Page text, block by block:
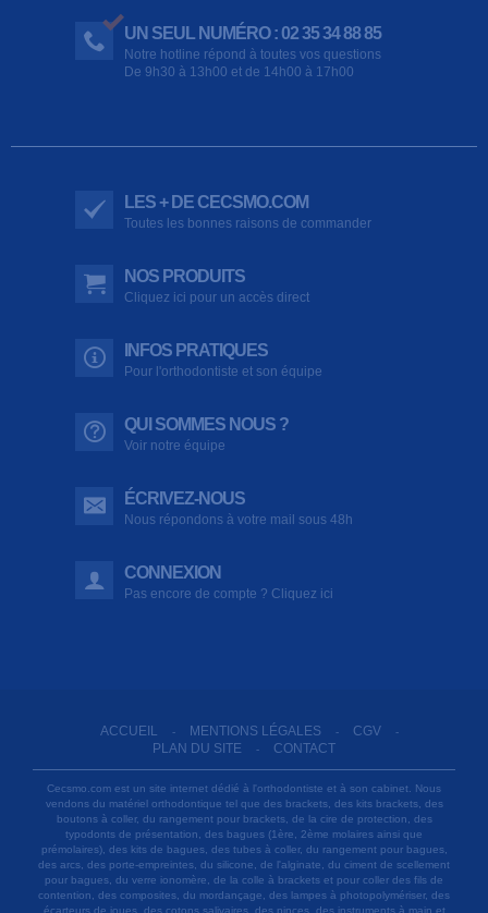
UN SEUL NUMÉRO : 02 35 34 88 85
Notre hotline répond à toutes vos questions
De 9h30 à 13h00 et de 14h00 à 17h00
LES + DE CECSMO.COM
Toutes les bonnes raisons de commander
NOS PRODUITS
Cliquez ici pour un accès direct
INFOS PRATIQUES
Pour l'orthodontiste et son équipe
QUI SOMMES NOUS ?
Voir notre équipe
ÉCRIVEZ-NOUS
Nous répondons à votre mail sous 48h
CONNEXION
Pas encore de compte ? Cliquez ici
ACCUEIL - MENTIONS LÉGALES - CGV -
PLAN DU SITE - CONTACT
Cecsmo.com est un site internet dédié à l'orthodontiste et à son cabinet. Nous
vendons du matériel orthodontique tel que des brackets, des kits brackets, des
boutons à coller, du rangement pour brackets, de la cire de protection, des
typodonts de présentation, des bagues (1ère, 2ème molaires ainsi que
prémolaires), des kits de bagues, des tubes à coller, du rangement pour bagues,
des arcs, des porte-empreintes, du silicone, de l'alginate, du ciment de scellement
pour bagues, du verre ionomère, de la colle à brackets et pour coller des fils de
contention, des composites, du mordançage, des lampes à photopolymériser, des
écarteurs de joues, des cotons salivaires, des pinces, des instruments à main et